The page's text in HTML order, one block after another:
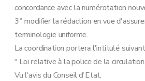
Art. 30
Chapitre IX _ Dispositions finales.
Art. 32
Art. 32bis
Art. 33
Art. 34
Art. 35
concordance avec la numérotation
3° modifier la rédaction en vue
terminologie uniforme.
La coordination portera l'intitulé
" Loi relative à la police de la
Vu l'avis du Conseil d'Etat;